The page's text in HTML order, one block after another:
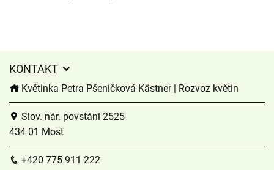
KONTAKT
Květinka Petra Pšeničková Kästner | Rozvoz květin
Slov. nár. povstání 2525
434 01 Most
+420 775 911 222